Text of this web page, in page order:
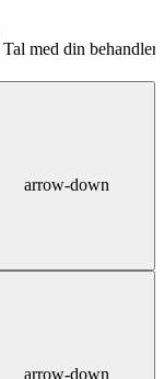
Tal med din
arrow-down
arrow-down